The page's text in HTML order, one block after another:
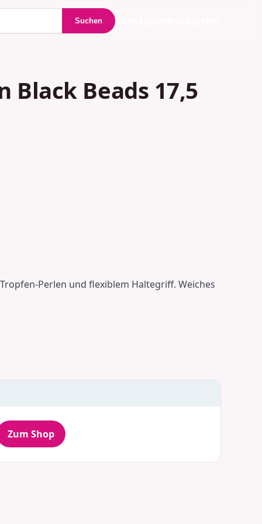
Suchen
Beads 17,5
Perlen und flexiblem Haltegriff. Weiches
Zum Shop